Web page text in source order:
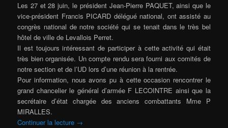
Les 27 et 28 juin, le président Jean-Pierre PAQUET, ainsi que le
vice-président Francis PICARD délégué national, ont assisté au
congrès national de notre société qui se tenait dans le très bel
hôtel de ville de Levallois Perret.
Il est toujours intéressant de participer à cette activité qui était
très bien organisée. Un compte rendu sera fourni aux comités de
notre section et de l’UD lors d’une réunion à la rentrée.
Pour information, nous avons pu à cette occasion rencontrer le
grand chancelier le général d’armée F LECOINTRE ainsi que la
secrétaire d’état chargée des anciens combattants Mme P
MIRALLES.
Continuer la lecture →